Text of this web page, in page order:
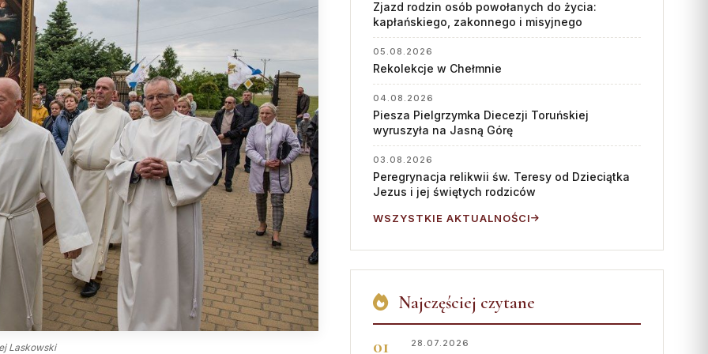
Sąd Biskupi
Wydawnictwo
Konta bankowe
KONTAKT
Dane kurii
Msze święte online
Kalendarz liturgiczny
Droga Neokatechumenalna
Grupy Modlitwy Ojca Pio
Żywy Różaniec
Wspólnota Krwi Chrystusa
Franciszkański Zakon
Świeckich
Skauci Króla
Bractwo św. Józefa
Laskowski
Zjazd rodzin osób powołanych do życia:
kapłańskiego, zakonnego i misyjnego
05.08.2026
Rekolekcje w Chełmnie
04.08.2026
Piesza Pielgrzymka Diecezji Toruńskiej
wyruszyła na Jasną Górę
03.08.2026
Peregrynacja relikwii św. Teresy od Dzieciątka
Jezus i jej świętych rodziców
WSZYSTKIE AKTUALNOŚCI
Najczęściej czytane
28.07.2026